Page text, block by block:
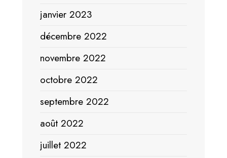
janvier 2023
décembre 2022
novembre 2022
octobre 2022
septembre 2022
août 2022
juillet 2022